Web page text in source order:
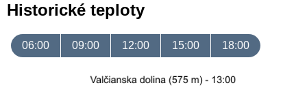
Historické teploty
06:00 09:00 12:00 15:00 18:00